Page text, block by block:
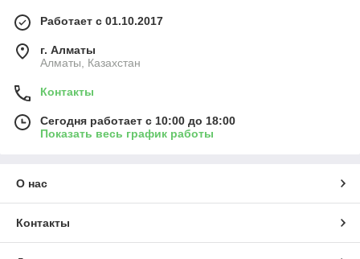
Работает с 01.10.2017
г. Алматы
Алматы, Казахстан
Контакты
Сегодня работает с 10:00 до 18:00
Показать весь график работы
О нас
Контакты